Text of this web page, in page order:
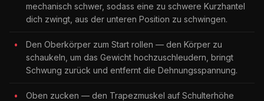
mechanisch schwer, sodass eine zu schwere Kurzhantel
dich zwingt, aus der unteren Position zu schwingen.
Den Oberkörper zum Start rollen — den Körper zu
schaukeln, um das Gewicht hochzuschleudern, bringt
Schwung zurück und entfernt die Dehnungsspannung.
Oben zucken — den Trapezmuskel auf Schulterhöhe